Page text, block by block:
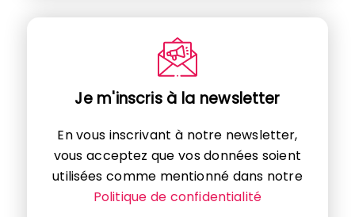
Je m'inscris à la newsletter
En vous inscrivant à notre newsletter,
vous acceptez que vos données soient
utilisées comme mentionné dans notre
Politique de confidentialité